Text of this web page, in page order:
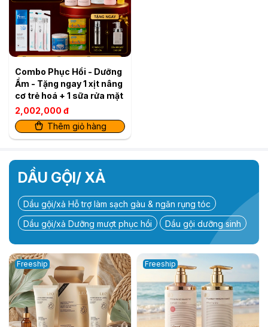
Combo Phục Hồi - Dưỡng
Ẩm - Tặng ngay 1 xịt nâng
cơ trẻ hoá + 1 sữa rửa mặt
2,002,000 đ
Thêm giỏ hàng
DẦU GỘI/ XẢ
Dầu gội/xả Hỗ trợ làm sạch gàu & ngăn rụng tóc
Dầu gội/xả Dưỡng mượt phục hồi
Dầu gội dưỡng sinh
Freeship Freeship